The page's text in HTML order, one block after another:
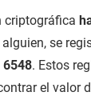
criptográfica
se
6548. Estos
el valor